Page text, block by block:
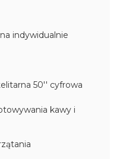
indywidualnie
50'' cyfrowa
kawy i